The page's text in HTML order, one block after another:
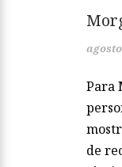
agosto
Para
de